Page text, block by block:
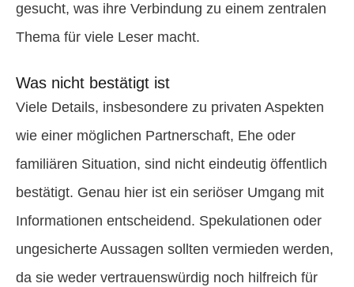
gesucht, was ihre Verbindung zu einem zentralen
Thema für viele Leser macht.
Was nicht bestätigt ist
Viele Details, insbesondere zu privaten Aspekten
wie einer möglichen Partnerschaft, Ehe oder
familiären Situation, sind nicht eindeutig öffentlich
bestätigt. Genau hier ist ein seriöser Umgang mit
Informationen entscheidend. Spekulationen oder
ungesicherte Aussagen sollten vermieden werden,
da sie weder vertrauenswürdig noch hilfreich für